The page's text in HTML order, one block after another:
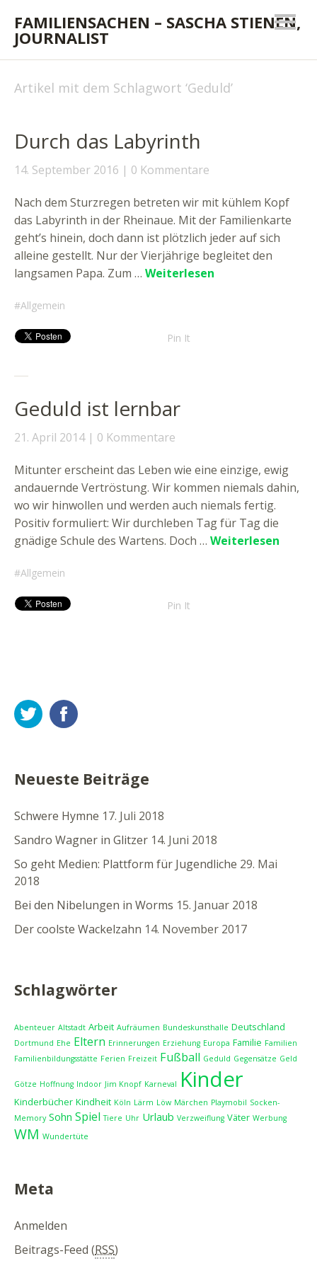
FAMILIENSACHEN – SASCHA STIENEN,
JOURNALIST
Artikel mit dem Schlagwort ‘Geduld’
Durch das Labyrinth
14. September 2016 0 Kommentare
Nach dem Sturzregen betreten wir mit kühlem Kopf
das Labyrinth in der Rheinaue. Mit der Familienkarte
geht’s hinein, doch dann ist plötzlich jeder auf sich
alleine gestellt. Nur der Vierjährige begleitet den
langsamen Papa. Zum … Weiterlesen
Allgemein
Pin It
Geduld ist lernbar
21. April 2014 0 Kommentare
Mitunter erscheint das Leben wie eine einzige, ewig
andauernde Vertröstung. Wir kommen niemals dahin,
wo wir hinwollen und werden auch niemals fertig.
Positiv formuliert: Wir durchleben Tag für Tag die
gnädige Schule des Wartens. Doch … Weiterlesen
Allgemein
Pin It
Twitter
Neueste Beiträge
Schwere Hymne 17. Juli 2018
Sandro Wagner in Glitzer 14. Juni 2018
So geht Medien: Plattform für Jugendliche 29. Mai
2018
Bei den Nibelungen in Worms 15. Januar 2018
Der coolste Wackelzahn 14. November 2017
Schlagwörter
Abenteuer Altstadt Arbeit Aufräumen Bundeskunsthalle Deutschland
Dortmund Ehe Eltern Erinnerungen Erziehung Europa Familie Familien
Familienbildungsstätte Ferien Freizeit Fußball Geduld Gegensätze Geld
Götze Hoffnung Indoor Jim Knopf Karneval Kinder
Kinderbücher Kindheit Köln Lärm Löw Märchen Playmobil Socken-
Memory Sohn Spiel Tiere Uhr Urlaub Verzweiflung Väter Werbung
WM Wundertüte
Meta
Anmelden
Beitrags-Feed (RSS)